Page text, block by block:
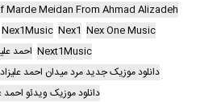
Marde Meidan From Ahmad Alizadeh
Nex One Music
Nex1
Nex1Music
Next1Music احمد
دانلود موزیک جدید مرد میدان احمد
دانلود موزیک ویدئو